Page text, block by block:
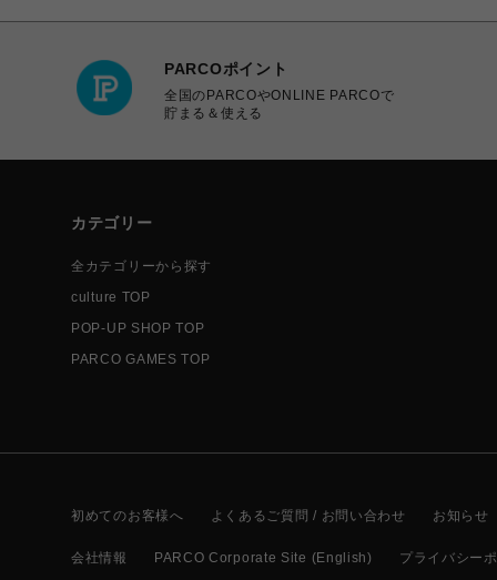
PARCOポイント
全国のPARCOやONLINE PARCOで
貯まる＆使える
カテゴリー
全カテゴリーから探す
culture TOP
POP-UP SHOP TOP
PARCO GAMES TOP
初めてのお客様へ よくあるご質問 / お問い合わせ お知らせ
会社情報 PARCO Corporate Site (English) プライバシー